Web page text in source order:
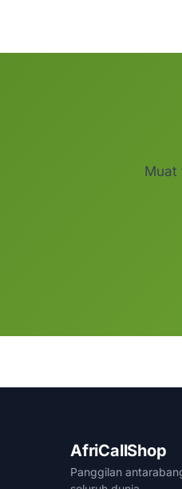
Muat
AfriCallShop
Panggilan